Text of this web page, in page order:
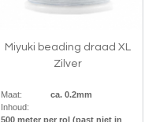
Miyuki beading draad XL
Zilver
Maat:
ca. 0.2mm
Inhoud:
500 meter per rol (past niet in